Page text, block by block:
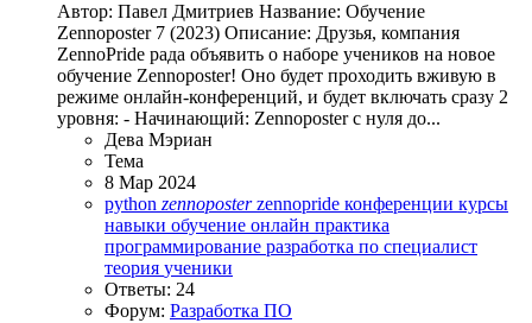
Автор: Павел Дмитриев Название: Обучение
Zennoposter 7 (2023) Описание: Друзья, компания
ZennoPride рада объявить о наборе учеников на новое
обучение Zennoposter! Оно будет проходить вживую в
режиме онлайн-конференций, и будет включать сразу 2
уровня: - Начинающий: Zennoposter с нуля до...
Дева Мэриан
Тема
8 Мар 2024
python zennoposter zennopride конференции курсы
навыки обучение онлайн практика
программирование разработка по специалист
теория ученики
Ответы: 24
Форум: Разработка ПО